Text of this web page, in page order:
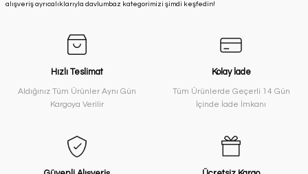
alışveriş ayrıcalıklarıyla davlumbaz kategorimizi şimdi keşfedin!
Hızlı Teslimat
Aldığınız Tüm Ürünler Aynı Gün
Kargoya Verilir
Kolay İade
Tüm Ürünlerde Geçerli 14 Gün
İçinde İade İmkanı